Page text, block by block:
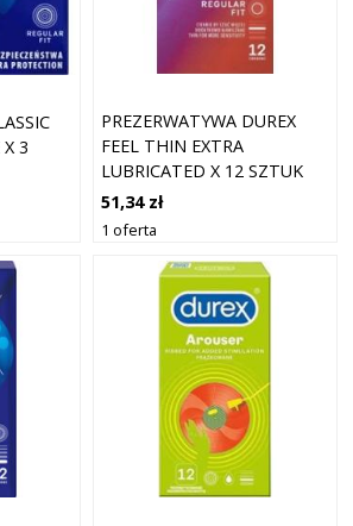
X 3
PREZERWATYWA DUREX
FEEL THIN EXTRA
LUBRICATED X 12 SZTUK
51,34 zł
1 oferta